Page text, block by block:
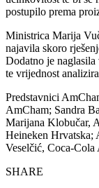
postupilo prema
Ministrica Marija
najavila skoro
Dodatno je
te vrijednost
Predstavnici
AmCham; Sandra
Marijana Klobučar,
Heineken Hrvatska;
Veselčić, Coca-
SHARE